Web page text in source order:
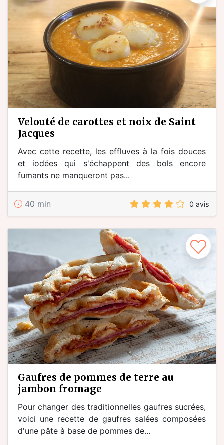
velouté de carottes et noix de Saint
Jacques
Avec cette recette, les effluves à la fois douces
et iodées qui s'échappent des bols encore
fumants ne manqueront pas...
40 min 0 avis
gaufres de pommes de terre au
jambon fromage
Pour changer des traditionnelles gaufres sucrées,
voici une recette de gaufres salées composées
d'une pâte à base de pommes de...